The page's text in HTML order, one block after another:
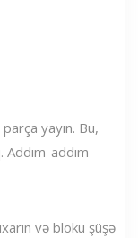
yayın. Bu,
addım
və bloku şüşə